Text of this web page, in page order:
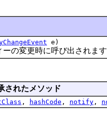
e)
変更時に呼び出されま
されたメソッド
, hashCode , notify ,